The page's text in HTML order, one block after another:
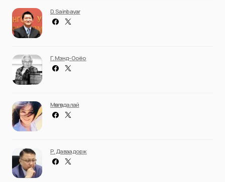
D. Sainbayar
Г. Мэнд-Ооёо
Мөнгөндалай
Р. Даваадорж